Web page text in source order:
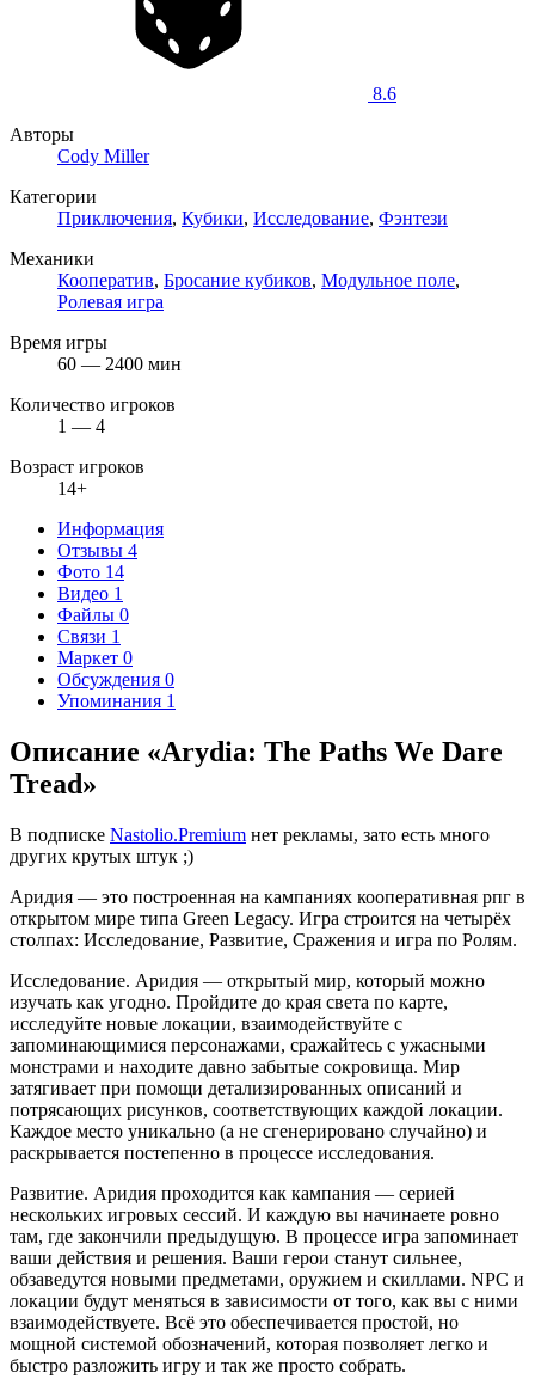
8.6
Авторы
Cody Miller
Категории
Приключения, Кубики, Исследование, Фэнтези
Механики
Кооператив, Бросание кубиков, Модульное поле,
Ролевая игра
Время игры
60 — 2400 мин
Количество игроков
1 — 4
Возраст игроков
14+
Информация
Отзывы 4
Фото 14
Видео 1
Файлы 0
Связи 1
Маркет 0
Обсуждения 0
Упоминания 1
Описание «Arydia: The Paths We Dare
Tread»
В подписке Nastolio.Premium нет рекламы, зато есть много
других крутых штук ;)
Аридия — это построенная на кампаниях кооперативная рпг в
открытом мире типа Green Legacy. Игра строится на четырёх
столпах: Исследование, Развитие, Сражения и игра по Ролям.
Исследование. Аридия — открытый мир, который можно
изучать как угодно. Пройдите до края света по карте,
исследуйте новые локации, взаимодействуйте с
запоминающимися персонажами, сражайтесь с ужасными
монстрами и находите давно забытые сокровища. Мир
затягивает при помощи детализированных описаний и
потрясающих рисунков, соответствующих каждой локации.
Каждое место уникально (а не сгенерировано случайно) и
раскрывается постепенно в процессе исследования.
Развитие. Аридия проходится как кампания — серией
нескольких игровых сессий. И каждую вы начинаете ровно
там, где закончили предыдущую. В процессе игра запоминает
ваши действия и решения. Ваши герои станут сильнее,
обзаведутся новыми предметами, оружием и скиллами. NPC и
локации будут меняться в зависимости от того, как вы с ними
взаимодействуете. Всё это обеспечивается простой, но
мощной системой обозначений, которая позволяет легко и
быстро разложить игру и так же просто собрать.